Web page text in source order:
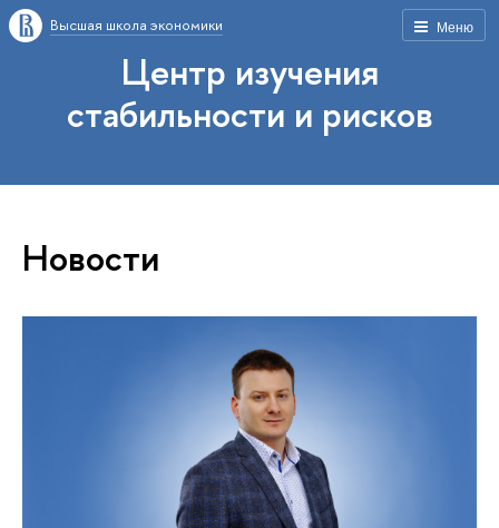
Меню
Высшая школа экономики
Центр изучения
стабильности и рисков
Новости